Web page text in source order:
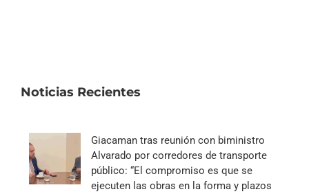
Noticias Recientes
Giacaman tras reunión con biministro
Alvarado por corredores de transporte
público: “El compromiso es que se
ejecuten las obras en la forma y plazos